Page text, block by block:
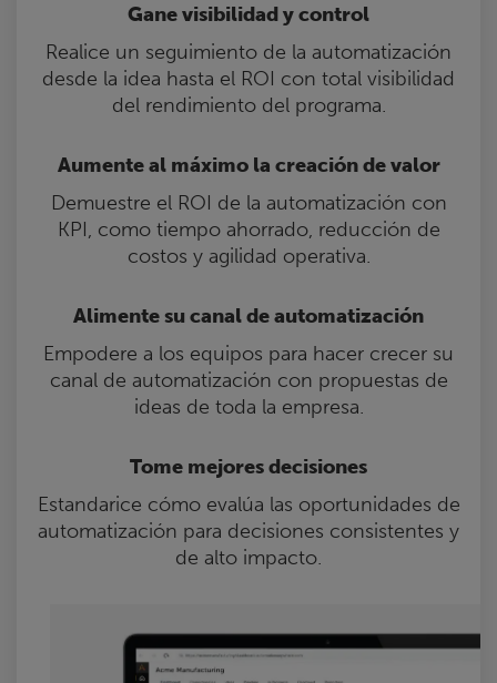
Gane visibilidad y control
Realice un seguimiento de la automatización
desde la idea hasta el ROI con total visibilidad
del rendimiento del programa.
Aumente al máximo la creación de valor
Demuestre el ROI de la automatización con
KPI, como tiempo ahorrado, reducción de
costos y agilidad operativa.
Alimente su canal de automatización
Empodere a los equipos para hacer crecer su
canal de automatización con propuestas de
ideas de toda la empresa.
Tome mejores decisiones
Estandarice cómo evalúa las oportunidades de
automatización para decisiones consistentes y
de alto impacto.